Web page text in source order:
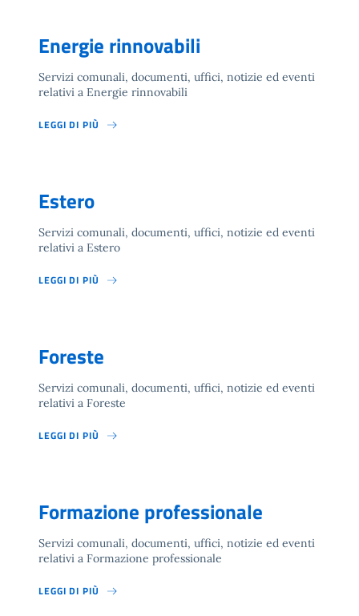
Energie rinnovabili
Servizi comunali, documenti, uffici, notizie ed eventi
relativi a Energie rinnovabili
LEGGI DI PIÙ
Estero
Servizi comunali, documenti, uffici, notizie ed eventi
relativi a Estero
LEGGI DI PIÙ
Foreste
Servizi comunali, documenti, uffici, notizie ed eventi
relativi a Foreste
LEGGI DI PIÙ
Formazione professionale
Servizi comunali, documenti, uffici, notizie ed eventi
relativi a Formazione professionale
LEGGI DI PIÙ